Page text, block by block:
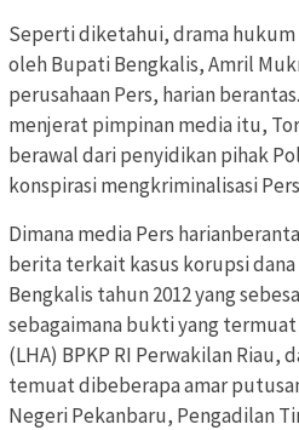
Seperti diketahui, drama
oleh Bupati Bengkalis, Amril
perusahaan Pers, harian
menjerat pimpinan media itu,
berawal dari penyidikan pihak
konspirasi mengkriminalisasi
Dimana media Pers
berita terkait kasus korupsi
Bengkalis tahun 2012 yang
sebagaimana bukti yang
(LHA) BPKP RI Perwakilan Riau,
temuat dibeberapa amar
Negeri Pekanbaru, Pengadilan